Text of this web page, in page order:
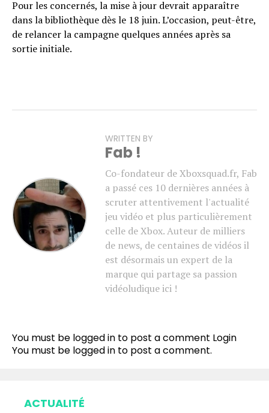
Pour les concernés, la mise à jour devrait apparaître
dans la bibliothèque dès le 18 juin. L’occasion, peut-être,
de relancer la campagne quelques années après sa
sortie initiale.
WRITTEN BY
Fab !
Co-fondateur de Xboxsquad.fr, Fab
a passé ces 10 dernières années à
scruter attentivement l'actualité
jeu vidéo et plus particulièrement
celle de Xbox. Auteur de milliers
de news, de centaines de vidéos il
est désormais un expert de la
marque qui partage sa passion
vidéoludique ici !
You must be logged in to post a comment Login
You must be logged in to post a comment.
ACTUALITÉ